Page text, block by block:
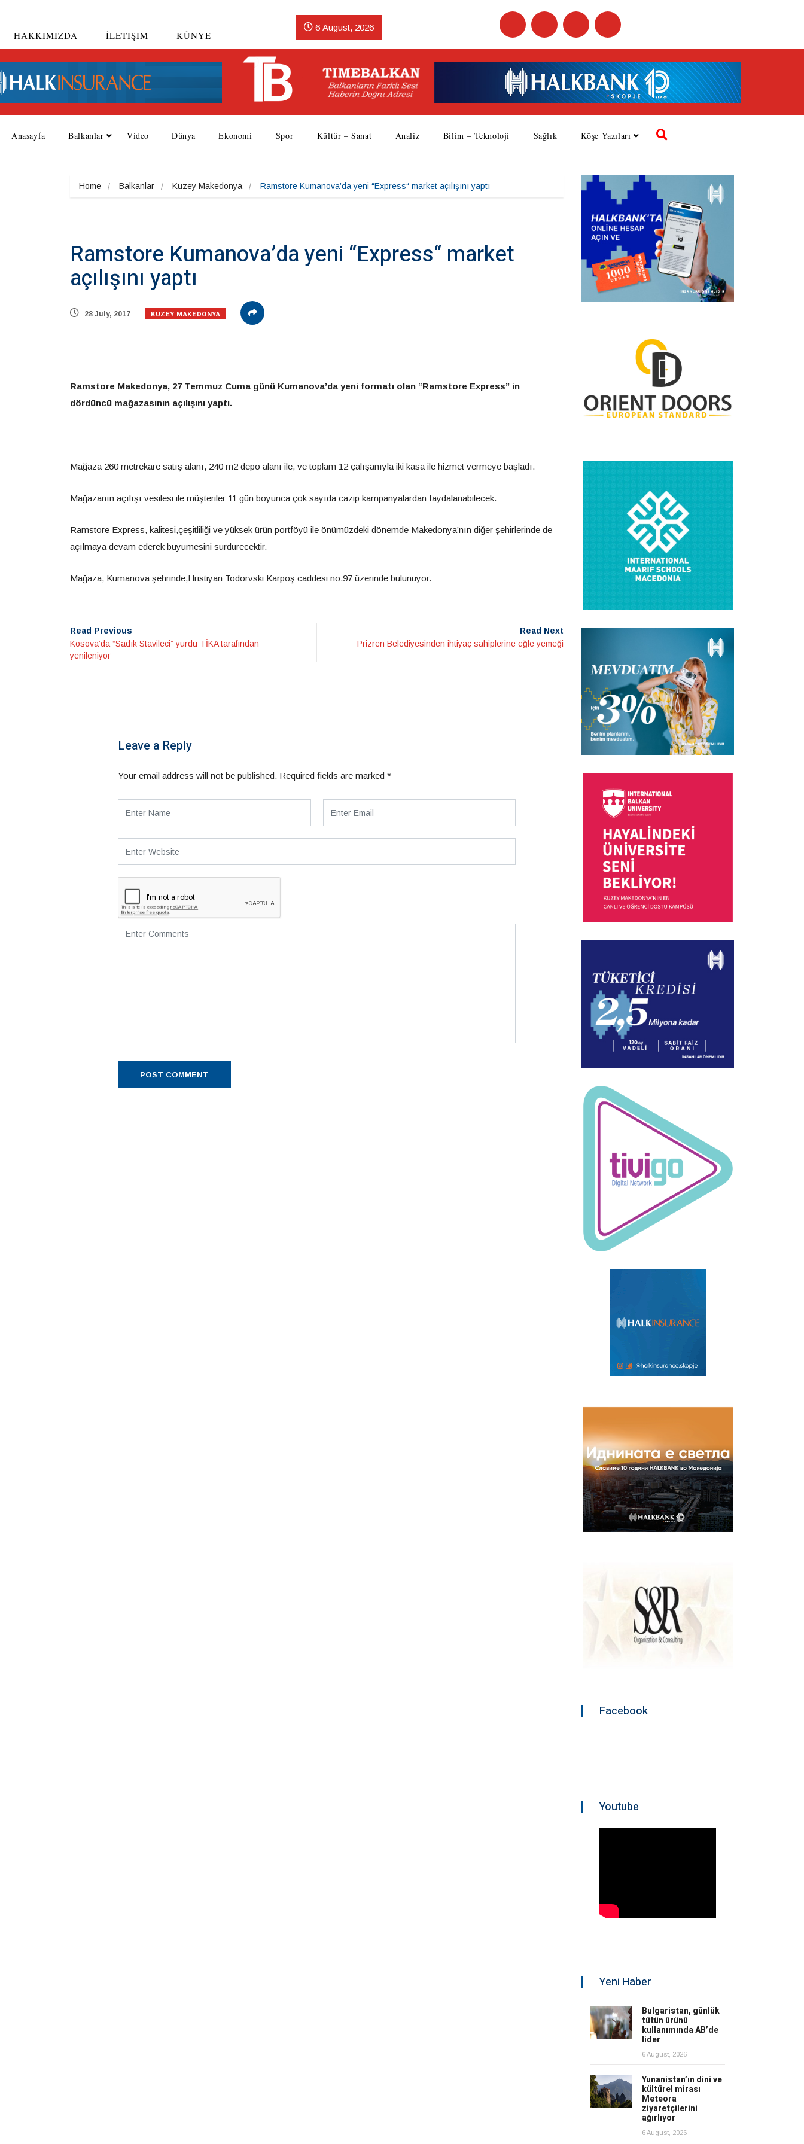
HAKKIMIZDA İLETIŞIM KÜNYE
6 August, 2026
Anasayfa Balkanlar Video Dünya Ekonomi Spor Kültür – Sanat Analiz Bilim – Teknoloji Sağlık Köşe Yazıları
Home Balkanlar Kuzey Makedonya Ramstore Kumanova’da yeni “Express“ market açılışını yaptı
Ramstore Kumanova’da yeni “Express“ market
açılışını yaptı
28 July, 2017 KUZEY MAKEDONYA
Ramstore Makedonya, 27 Temmuz Cuma günü Kumanova’da yeni formatı olan “Ramstore Express” in
dördüncü mağazasının açılışını yaptı.
Mağaza 260 metrekare satış alanı, 240 m2 depo alanı ile, ve toplam 12 çalışanıyla iki kasa ile hizmet vermeye başladı.
Mağazanın açılışı vesilesi ile müşteriler 11 gün boyunca çok sayıda cazip kampanyalardan faydalanabilecek.
Ramstore Express, kalitesi,çeşitliliği ve yüksek ürün portföyü ile önümüzdeki dönemde Makedonya’nın diğer şehirlerinde de
açılmaya devam ederek büyümesini sürdürecektir.
Mağaza, Kumanova şehrinde,Hristiyan Todorvski Karpoş caddesi no.97 üzerinde bulunuyor.
Read Previous
Kosova’da “Sadık Stavileci” yurdu TİKA tarafından
yenileniyor
Read Next
Prizren Belediyesinden ihtiyaç sahiplerine öğle yemeği
Leave a Reply
Your email address will not be published. Required fields are marked *
Facebook
Youtube
Yeni Haber
Bulgaristan, günlük
tütün ürünü
kullanımında AB’de
lider
6 August, 2026
Yunanistan’ın dini ve
kültürel mirası
Meteora
ziyaretçilerini
ağırlıyor
6 August, 2026